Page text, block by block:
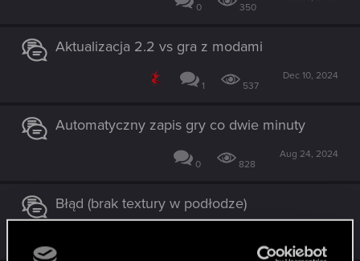
0 350
Aktualizacja 2.2 vs gra z modami
1 537
Dec 10, 2024
Automatyczny zapis gry co dwie minuty
0 828
Aug 24, 2024
Błąd (brak textury w podłodze)